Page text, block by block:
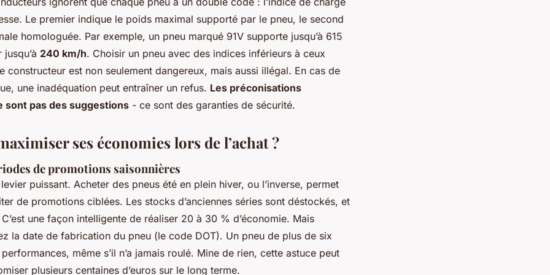
Le premier indique le poids maximal supporté par le pneu, le second
homologuée. Par exemple, un pneu marqué 91V supporte jusqu’à 615
240 km/h. Choisir un pneu avec des indices inférieurs à ceux
constructeur est non seulement dangereux, mais aussi illégal. En cas de
une inadéquation peut entraîner un refus. Les préconisations
sont pas des suggestions - ce sont des garanties de sécurité.
ses économies lors de l’achat ?
de promotions saisonnières
puissant. Acheter des pneus été en plein hiver, ou l’inverse, permet
de promotions ciblées. Les stocks d’anciennes séries sont déstockés, et
une façon intelligente de réaliser 20 à 30 % d’économie. Mais
la date de fabrication du pneu (le code DOT). Un pneu de plus de six
même s’il n’a jamais roulé. Mine de rien, cette astuce peut
plusieurs centaines d’euros sur le long terme.